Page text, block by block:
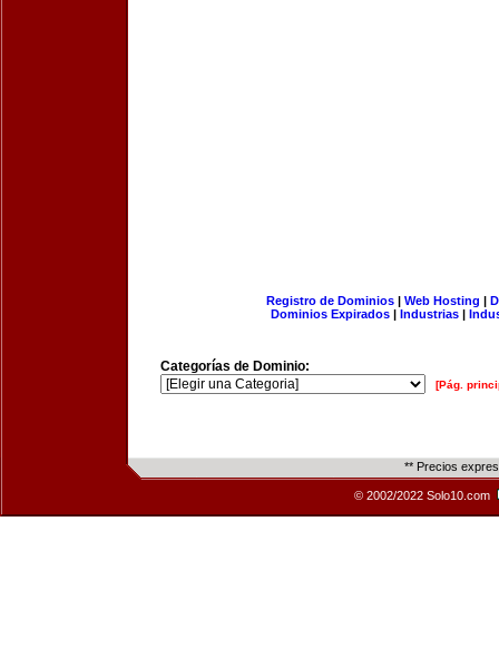
Registro de Dominios| Web Hosting |
Dominios Expirados | Industrias |
Categorías de Dominio:
[Pág.
** Precios
© 2002/2022 Solo10.com